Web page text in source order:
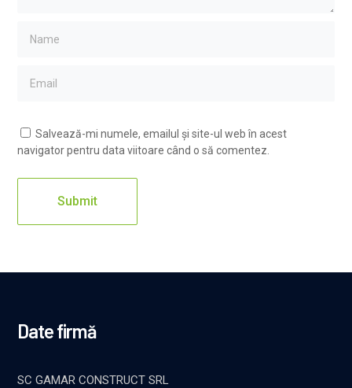
Salvează-mi numele, emailul și site-ul web în acest
navigator pentru data viitoare când o să comentez.
Date firmă
SC GAMAR CONSTRUCT SRL